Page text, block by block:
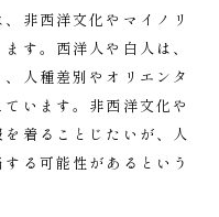
非西洋文化やマイノリ
す。西洋人や白人は、
人種差別やオリエンタ
います。 非西洋文化や
着ることじたいが、人
る可能性があるという